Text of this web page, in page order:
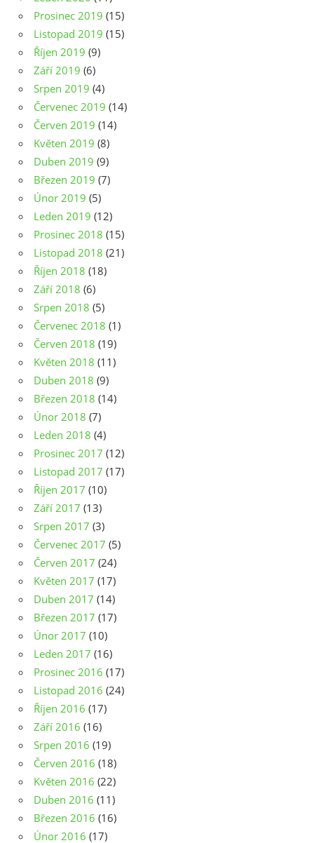
Prosinec 2019 (15)
Listopad 2019 (15)
Říjen 2019 (9)
Září 2019 (6)
Srpen 2019 (4)
Červenec 2019 (14)
Červen 2019 (14)
Květen 2019 (8)
Duben 2019 (9)
Březen 2019 (7)
Únor 2019 (5)
Leden 2019 (12)
Prosinec 2018 (15)
Listopad 2018 (21)
Říjen 2018 (18)
Září 2018 (6)
Srpen 2018 (5)
Červenec 2018 (1)
Červen 2018 (19)
Květen 2018 (11)
Duben 2018 (9)
Březen 2018 (14)
Únor 2018 (7)
Leden 2018 (4)
Prosinec 2017 (12)
Listopad 2017 (17)
Říjen 2017 (10)
Září 2017 (13)
Srpen 2017 (3)
Červenec 2017 (5)
Červen 2017 (24)
Květen 2017 (17)
Duben 2017 (14)
Březen 2017 (17)
Únor 2017 (10)
Leden 2017 (16)
Prosinec 2016 (17)
Listopad 2016 (24)
Říjen 2016 (17)
Září 2016 (16)
Srpen 2016 (19)
Červen 2016 (18)
Květen 2016 (22)
Duben 2016 (11)
Březen 2016 (16)
Únor 2016 (17)